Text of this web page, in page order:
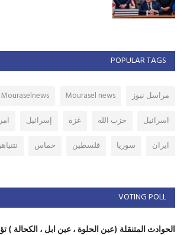
POPULAR TAGS
مراسل نيوز Mourasel news
Mouraselnews
اسرائيل
حزب الله غزة إسرائيل
ايران
سوريا فلسطين حماس
VOTING POLL
الحوادث المتنقلة (عين الحلوة ، عين ابل ، الكحالة )